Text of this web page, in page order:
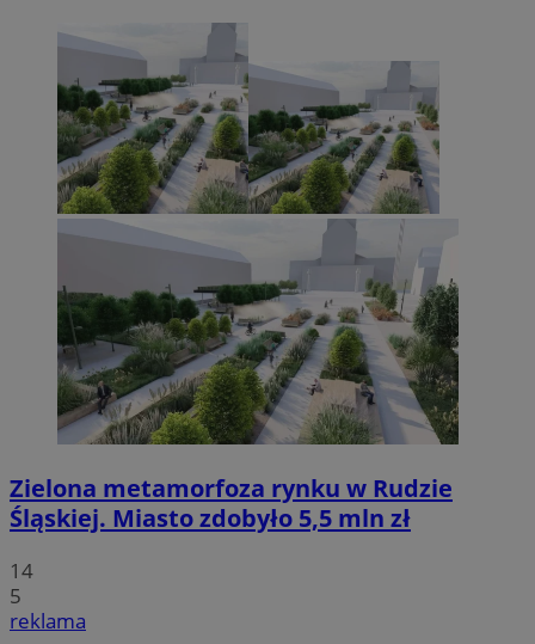
Zielona metamorfoza rynku w Rudzie
Śląskiej. Miasto zdobyło 5,5 mln zł
14
5
reklama